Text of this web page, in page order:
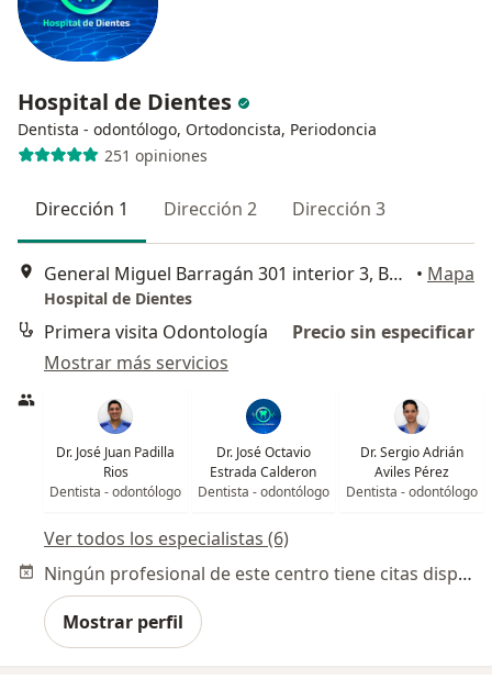
Hospital de Dientes
Dentista - odontólogo, Ortodoncista, Periodoncia
251 opiniones
Dirección 1 Dirección 2 Dirección 3
General Miguel Barragán 301 interior 3, Barrio de la Purísima, Aguascalientes • Mapa
Hospital de Dientes
Primera visita Odontología
Precio sin especificar
Mostrar más servicios
Dr. José Juan Padilla
Rios
Dentista - odontólogo
Dr. José Octavio
Estrada Calderon
Dentista - odontólogo
Dr. Sergio Adrián
Aviles Pérez
Dentista - odontólogo
Ver todos los especialistas (6)
Ningún profesional de este centro tiene citas disponibles
Mostrar perfil